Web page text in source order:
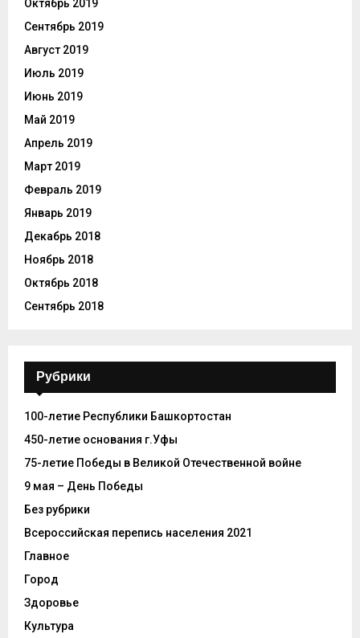
Октябрь 2019
Сентябрь 2019
Август 2019
Июль 2019
Июнь 2019
Май 2019
Апрель 2019
Март 2019
Февраль 2019
Январь 2019
Декабрь 2018
Ноябрь 2018
Октябрь 2018
Сентябрь 2018
Рубрики
100-летие Республики Башкортостан
450-летие основания г.Уфы
75-летие Победы в Великой Отечественной войне
9 мая – День Победы
Без рубрики
Всероссийская перепись населения 2021
Главное
Город
Здоровье
Культура